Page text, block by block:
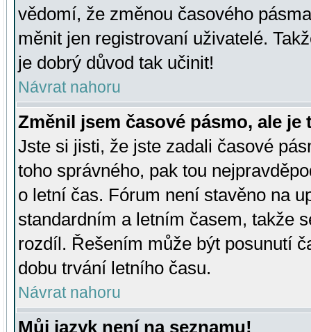
vědomí, že změnou časového
měnit jen registrovaní uživatelé.
je dobrý důvod tak učinit!
Návrat nahoru
Změnil jsem časové pásmo, ale je
Jste si jisti, že jste zadali časové
toho správného, pak tou
o letní čas. Fórum není stavěno na
standardním a letním časem, takže
rozdíl. Řešením může být posunutí
dobu trvání letního času.
Návrat nahoru
Můj jazyk není na seznamu!